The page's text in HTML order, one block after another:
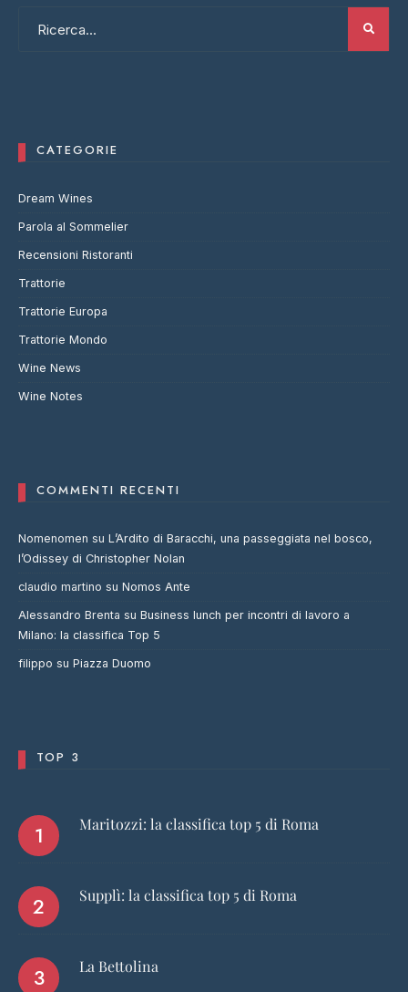
CATEGORIE
Dream Wines
Parola al Sommelier
Recensioni Ristoranti
Trattorie
Trattorie Europa
Trattorie Mondo
Wine News
Wine Notes
COMMENTI RECENTI
Nomenomen su L’Ardito di Baracchi, una passeggiata nel bosco,
l’Odissey di Christopher Nolan
claudio martino su Nomos Ante
Alessandro Brenta su Business lunch per incontri di lavoro a
Milano: la classifica Top 5
filippo su Piazza Duomo
TOP 3
Maritozzi: la classifica top 5 di Roma
Supplì: la classifica top 5 di Roma
La Bettolina